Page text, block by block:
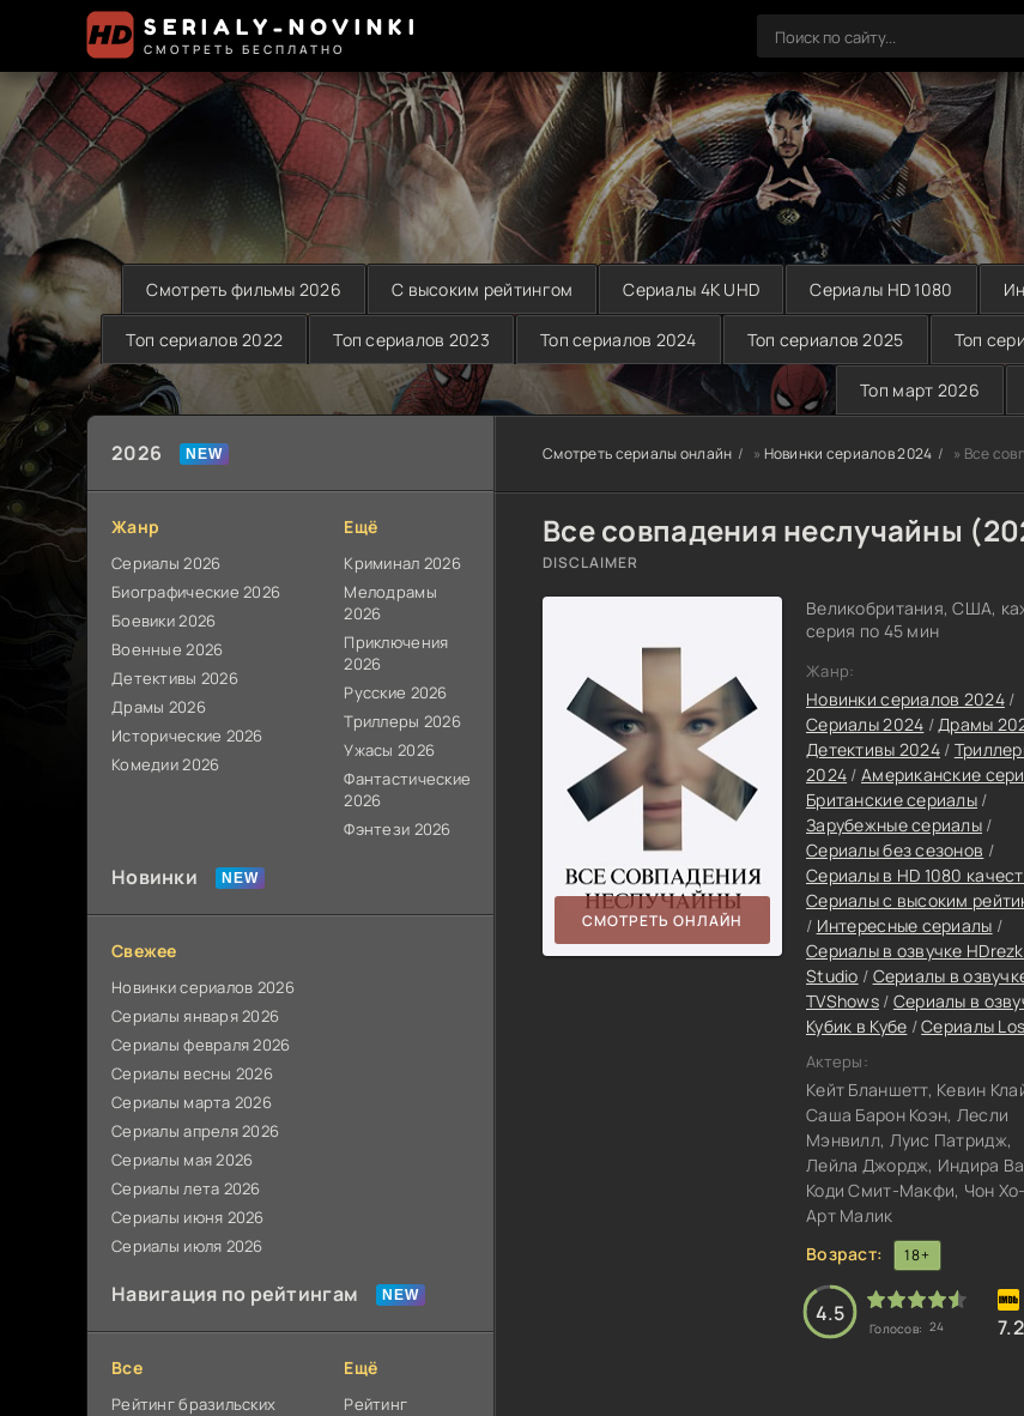
SERIALY-NOVINKI
СМОТРЕТЬ БЕСПЛАТНО
Смотреть фильмы 2026 С высоким рейтингом Сериалы 4K UHD Сериалы HD 1080
Топ сериалов 2022 Топ сериалов 2023 Топ сериалов 2024 Топ сериалов 2025 Топ
Топ март 2026
2026
Жанр
Сериалы 2026
Биографические 2026
Боевики 2026
Военные 2026
Детективы 2026
Драмы 2026
Исторические 2026
Комедии 2026
Ещё
Криминал 2026
Мелодрамы
2026
Приключения
2026
Русские 2026
Триллеры 2026
Ужасы 2026
Фантастические
2026
Фэнтези 2026
Новинки
Свежее
Новинки сериалов 2026
Сериалы января 2026
Сериалы февраля 2026
Сериалы весны 2026
Сериалы марта 2026
Сериалы апреля 2026
Сериалы мая 2026
Сериалы лета 2026
Сериалы июня 2026
Сериалы июля 2026
Навигация по рейтингам
Все
Рейтинг бразильских
Ещё
Рейтинг
Смотреть сериалы онлайн » Новинки сериалов 2024 » Все
Все совпадения неслучайны
DISCLAIMER
СМОТРЕТЬ ОНЛАЙН
Великобритания, США,
серия по 45 мин
Жанр:
Новинки сериалов 2024/
Сериалы 2024 /Драмы
Детективы 2024/
2024 / Американские
Британские сериалы /
Зарубежные сериалы /
Сериалы без сезонов /
Сериалы в HD 1080
Сериалы с высоким
/ Интересные сериалы /
Сериалы в озвучке
Studio / Сериалы в
TVShows/ Сериалы в
Кубик в Кубе /Сериалы
Актеры:
Кейт Бланшетт, Кевин
Саша Барон Коэн, Лесли
Мэнвилл, Луис Патридж,
Лейла Джордж, Индира
Коди Смит-Макфи, Чон
Арт Малик
Возраст:
18+
4.5
Голосов: 24